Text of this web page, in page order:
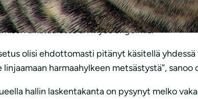
avomerellä samalla vähentää”, arvioi
aikataulussa on myös ongelmia.
olisi ehdottomasti pitänyt käsitellä
linjaamaan harmaahylkeen metsästystä”, sanoo
hallin laskentakanta on pysynyt melko